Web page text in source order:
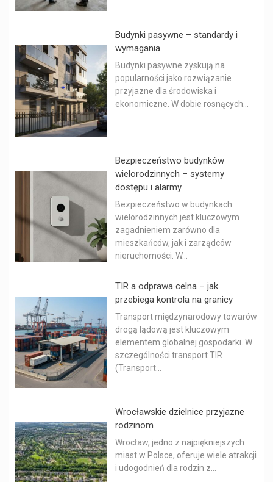
Budynki pasywne – standardy i
wymagania
Budynki pasywne zyskują na
popularności jako rozwiązanie
przyjazne dla środowiska i
ekonomiczne. W dobie rosnących...
Bezpieczeństwo budynków
wielorodzinnych – systemy
dostępu i alarmy
Bezpieczeństwo w budynkach
wielorodzinnych jest kluczowym
zagadnieniem zarówno dla
mieszkańców, jak i zarządców
nieruchomości. W...
TIR a odprawa celna – jak
przebiega kontrola na granicy
Transport międzynarodowy towarów
drogą lądową jest kluczowym
elementem globalnej gospodarki. W
szczególności transport TIR
(Transport...
Wrocławskie dzielnice przyjazne
rodzinom
Wrocław, jedno z najpiękniejszych
miast w Polsce, oferuje wiele atrakcji
i udogodnień dla rodzin z...